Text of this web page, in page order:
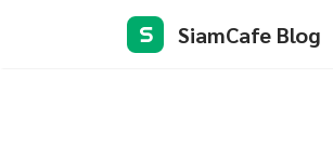
S SiamCafe Blog